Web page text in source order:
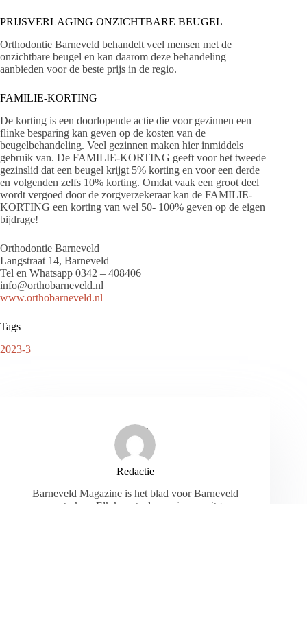
PRIJSVERLAGING ONZICHTBARE BEUGEL
Orthodontie Barneveld behandelt veel mensen met de
onzichtbare beugel en kan daarom deze behandeling
aanbieden voor de beste prijs in de regio.
FAMILIE-KORTING
De korting is een doorlopende actie die voor gezinnen een
flinke besparing kan geven op de kosten van de
beugelbehandeling. Veel gezinnen maken hier inmiddels
gebruik van. De FAMILIE-KORTING geeft voor het tweede
gezinslid dat een beugel krijgt 5% korting en voor een derde
en volgenden zelfs 10% korting. Omdat vaak een groot deel
wordt vergoed door de zorgverzekeraar kan de FAMILIE-
KORTING een korting van wel 50- 100% geven op de eigen
bijdrage!
Orthodontie Barneveld
Langstraat 14, Barneveld
Tel en Whatsapp 0342 – 408406
info@orthobarneveld.nl
www.orthobarneveld.nl
Tags
2023-3
Redactie
Barneveld Magazine is het blad voor Barneveld
en omstreken. Elk kwartaal een nieuwe uitgave